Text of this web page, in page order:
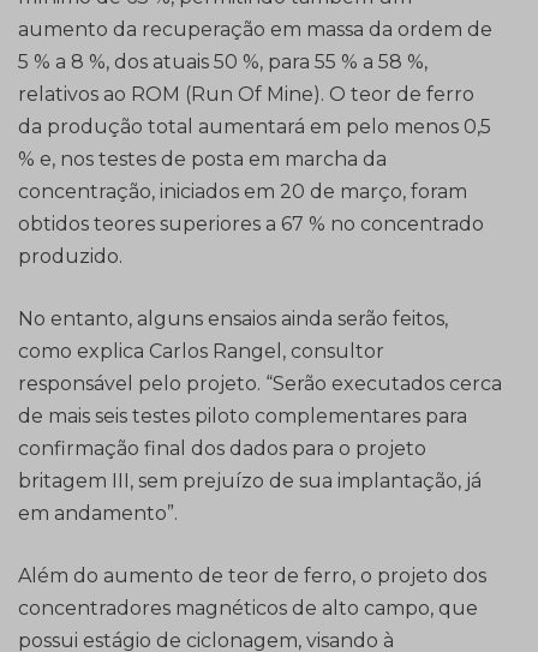
aumento da recuperação em massa da ordem de
5 % a 8 %, dos atuais 50 %, para 55 % a 58 %,
relativos ao ROM (Run Of Mine). O teor de ferro
da produção total aumentará em pelo menos 0,5
% e, nos testes de posta em marcha da
concentração, iniciados em 20 de março, foram
obtidos teores superiores a 67 % no concentrado
produzido.
No entanto, alguns ensaios ainda serão feitos,
como explica Carlos Rangel, consultor
responsável pelo projeto. “Serão executados cerca
de mais seis testes piloto complementares para
confirmação final dos dados para o projeto
britagem III, sem prejuízo de sua implantação, já
em andamento”.
Além do aumento de teor de ferro, o projeto dos
concentradores magnéticos de alto campo, que
possui estágio de ciclonagem, visando à